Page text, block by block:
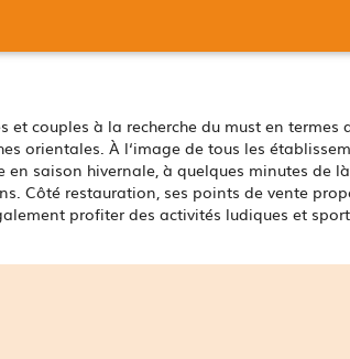
couples à la recherche du must en
orientales. À l‘image de tous les
saison hivernale, à quelques minutes de
Côté restauration, ses points de vente
profiter des activités ludiques et